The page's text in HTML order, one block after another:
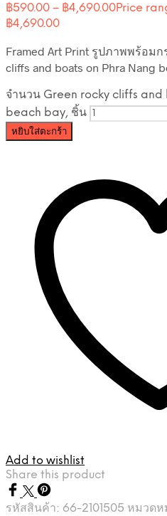
฿590.00 – ฿4,690.00Price
฿4,690.00
Framed Art Print รูปภาพพร้อม
cliffs and boats on Phra Nang
จำนวน Green rocky cliffs
beach bay, ชิ้น
หยิบใส่ตะกร้า
Add to wishlist
Share this product
รหัสสินค้า: 66-2101505 หมวดห